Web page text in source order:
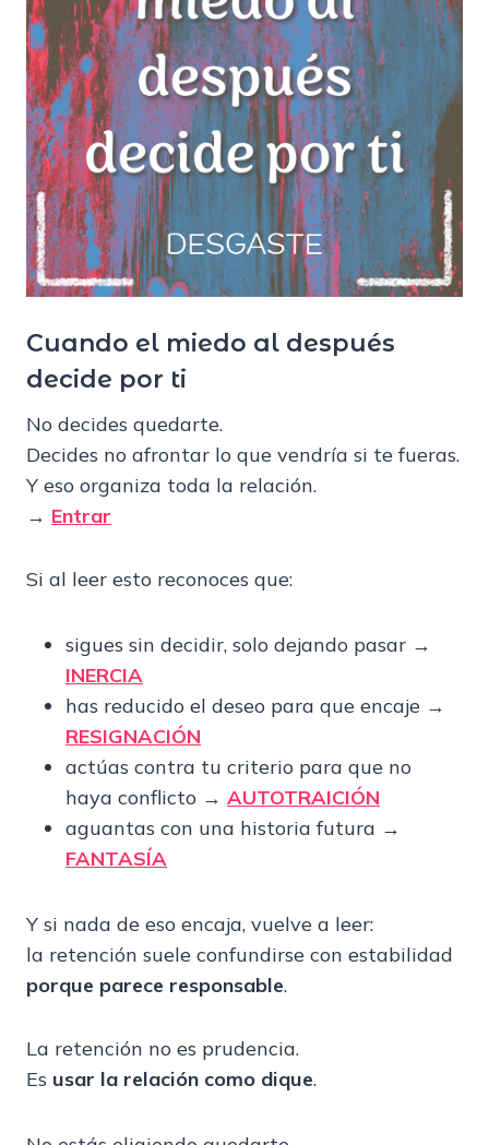
Cuando el miedo al después
decide por ti
No decides quedarte.
Decides no afrontar lo que vendría si te fueras.
Y eso organiza toda la relación.
→ Entrar
Si al leer esto reconoces que:
sigues sin decidir, solo dejando pasar →
INERCIA
has reducido el deseo para que encaje →
RESIGNACIÓN
actúas contra tu criterio para que no
haya conflicto → AUTOTRAICIÓN
aguantas con una historia futura →
FANTASÍA
Y si nada de eso encaja, vuelve a leer:
la retención suele confundirse con estabilidad
porque parece responsable.
La retención no es prudencia.
Es usar la relación como dique.